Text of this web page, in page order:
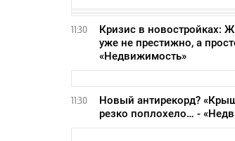
11:30
Кризис в новостройках:
уже не престижно, а
«Недвижимость»
11:30
Новый антирекорд?
резко поплохело… -